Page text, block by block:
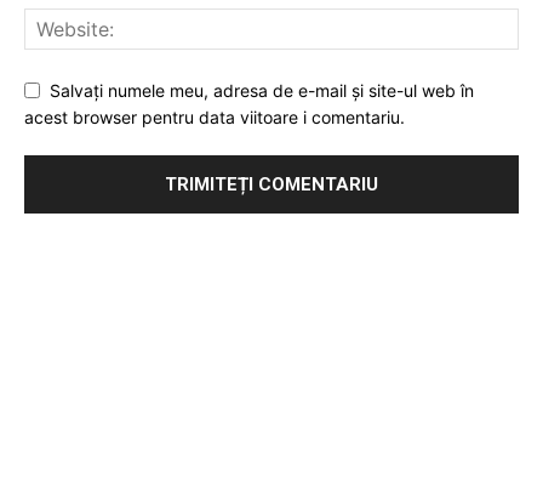
Salvați numele meu, adresa de e-mail și site-ul web în
acest browser pentru data viitoare i comentariu.